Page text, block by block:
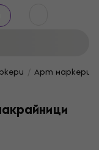
Арт маркери